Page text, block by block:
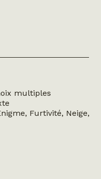
multiples
Furtivité, Neige,